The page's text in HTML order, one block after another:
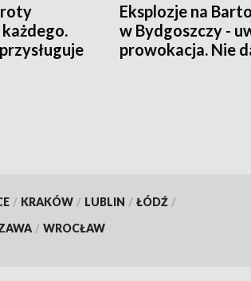
każdego.
Eksplozje na
w Bydgoszczy -
prowokacja. Nie
/ KRAKÓW / LUBLIN / ŁÓDŹ /
/ WROCŁAW